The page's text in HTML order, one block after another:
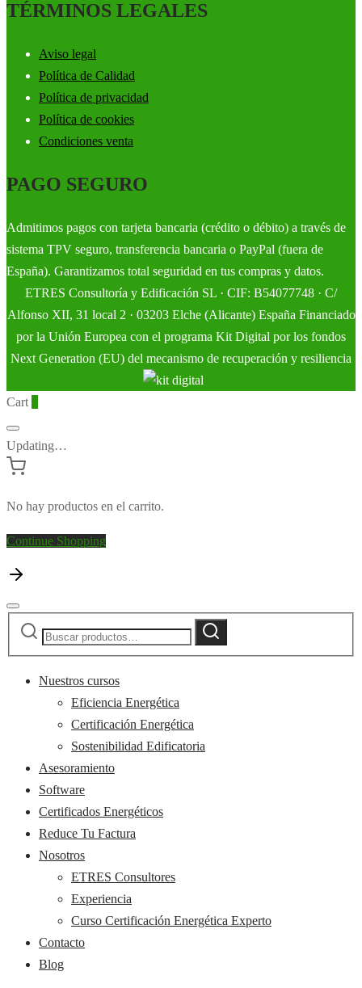
TÉRMINOS LEGALES
Aviso legal
Política de Calidad
Política de privacidad
Política de cookies
Condiciones venta
PAGO SEGURO
Admitimos pagos con tarjeta bancaria (crédito o débito) a través de
sistema TPV seguro, transferencia bancaria o PayPal (fuera de
España). Garantizamos total seguridad en tus compras y datos.
ETRES Consultoría y Edificación SL · CIF: B54077748 · C/
Alfonso XII, 31 local 2 · 03203 Elche (Alicante) España Financiado
por la Unión Europea con el programa Kit Digital por los fondos
Next Generation (EU) del mecanismo de recuperación y resiliencia
Cart
Updating…
No hay productos en el carrito.
Continue Shopping
Buscar
Buscar
Nuestros cursos
Eficiencia Energética
Certificación Energética
Sostenibilidad Edificatoria
Asesoramiento
Software
Certificados Energéticos
Reduce Tu Factura
Nosotros
ETRES Consultores
Experiencia
Curso Certificación Energética Experto
Contacto
Blog